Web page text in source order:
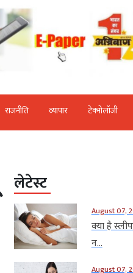
राजनीति व्‍यापार टेक्‍नोलॉजी
लेटेस्ट
August 07,
क्या है
न...
August 07,